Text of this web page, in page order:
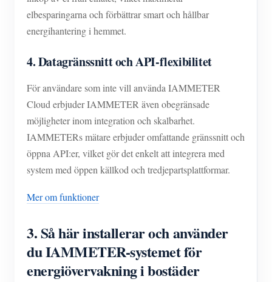
elbesparingarna och förbättrar smart och hållbar
energihantering i hemmet.
4. Datagränssnitt och API-flexibilitet
För användare som inte vill använda IAMMETER
Cloud erbjuder IAMMETER även obegränsade
möjligheter inom integration och skalbarhet.
IAMMETERs mätare erbjuder omfattande gränssnitt och
öppna API:er, vilket gör det enkelt att integrera med
system med öppen källkod och tredjepartsplattformar.
Mer om funktioner
3.Så här installerar och använder
du IAMMETER-systemet för
energiövervakning i bostäder